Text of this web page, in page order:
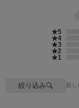
★5
★4
★3
★2
★1
絞り込み 新し